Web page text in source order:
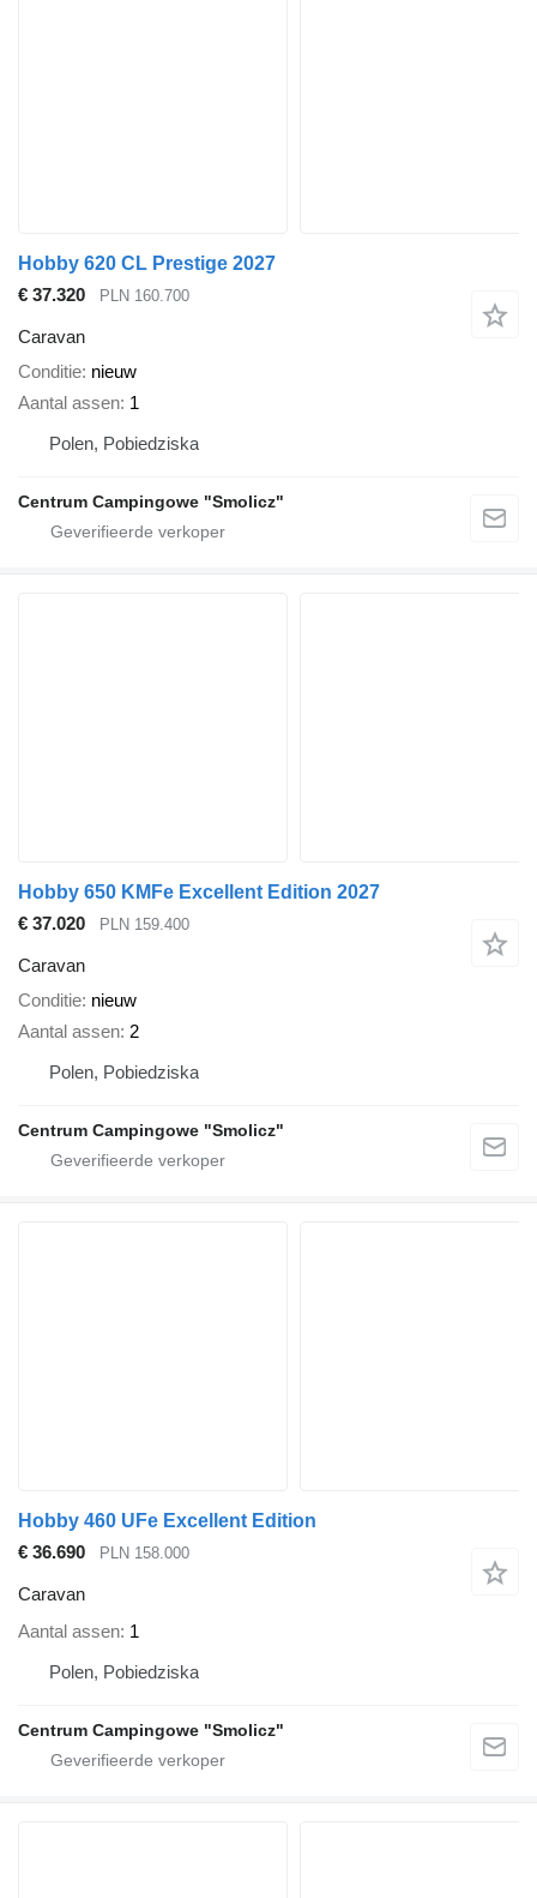
Hobby 620 CL Prestige 2027
€ 37.320
PLN 160.700
Caravan
Conditie nieuw
Aantal assen 1
Polen, Pobiedziska
Centrum Campingowe "Smolicz"
Hobby 650 KMFe Excellent Edition 2027
€ 37.020
PLN 159.400
Caravan
Conditie nieuw
Aantal assen 2
Polen, Pobiedziska
Centrum Campingowe "Smolicz"
Hobby 460 UFe Excellent Edition
€ 36.690
PLN 158.000
Caravan
Aantal assen 1
Polen, Pobiedziska
Centrum Campingowe "Smolicz"